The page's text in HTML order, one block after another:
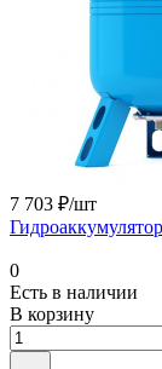
7 703 ₽/шт
0
Есть в наличии
В корзину